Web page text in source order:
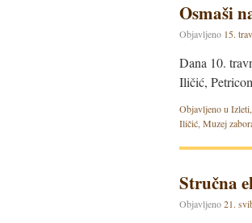
Osmaši
Objavljeno 15.
Dana 10.
Iličić,
Objavljeno u Izleti,
Iličić, Muzej
Stručna
Objavljeno21.